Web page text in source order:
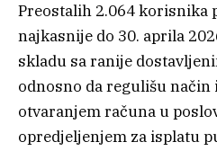
Preostalih 2.064 korisnika
najkasnije do 30. aprila
skladu sa ranije
odnosno da regulišu način
otvaranjem računa u
opredjeljenjem za isplatu